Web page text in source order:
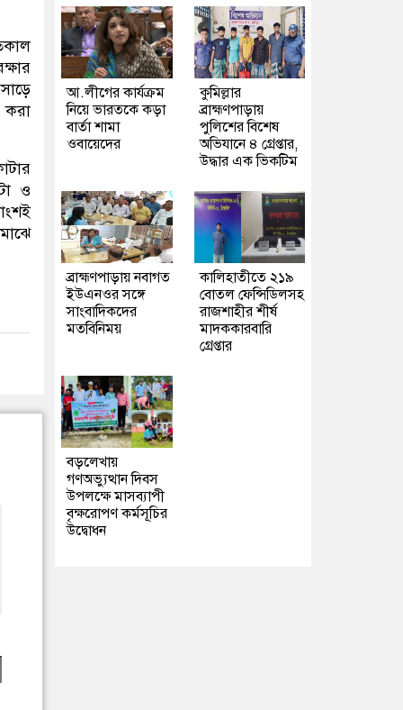
ও
আ.লীগের কার্যক্রম
নিয়ে ভারতকে কড়া
বার্তা শামা
ওবায়েদের
কুমিল্লার
ব্রাহ্মণপাড়ায়
পুলিশের বিশেষ
অভিযানে ৪ গ্রেপ্তার,
উদ্ধার এক ভিকটিম
ব্রাহ্মণপাড়ায় নবাগত
ইউএনওর সঙ্গে
সাংবাদিকদের
মতবিনিময়
কালিহাতীতে ২১৯
বোতল ফেন্সিডিলসহ
রাজশাহীর শীর্ষ
মাদককারবারি
গ্রেপ্তার
বড়লেখায়
গণঅভ্যুত্থান দিবস
উপলক্ষে মাসব্যাপী
বৃক্ষরোপণ কর্মসূচির
উদ্বোধন